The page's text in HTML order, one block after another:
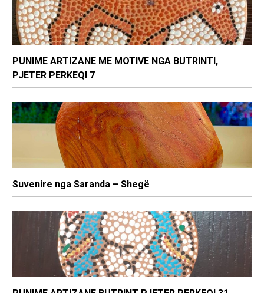
PUNIME ARTIZANE ME MOTIVE NGA BUTRINTI,
PJETER PERKEQI 7
Suvenire nga Saranda – Shegë